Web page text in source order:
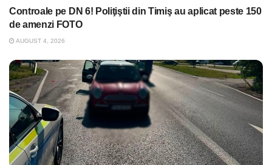
Controale pe DN 6! Poliţiştii din Timiş au aplicat peste 150
de amenzi FOTO
AUGUST 4, 2026